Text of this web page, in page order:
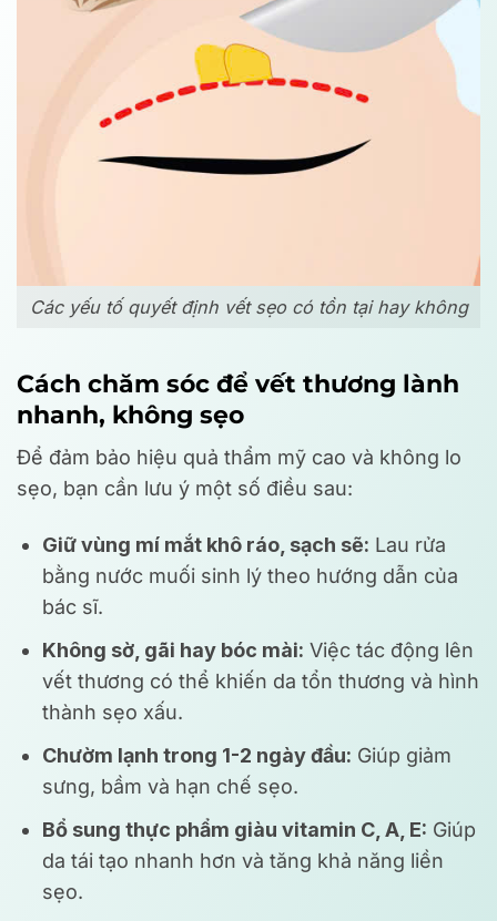
Các yếu tố quyết định vết sẹo có tồn tại hay không
Cách chăm sóc để vết thương lành
nhanh, không sẹo
Để đảm bảo hiệu quả thẩm mỹ cao và không lo
sẹo, bạn cần lưu ý một số điều sau:
Giữ vùng mí mắt khô ráo, sạch sẽ: Lau rửa
bằng nước muối sinh lý theo hướng dẫn của
bác sĩ.
Không sờ, gãi hay bóc mài: Việc tác động lên
vết thương có thể khiến da tổn thương và hình
thành sẹo xấu.
Chườm lạnh trong 1-2 ngày đầu: Giúp giảm
sưng, bầm và hạn chế sẹo.
Bổ sung thực phẩm giàu vitamin C, A, E: Giúp
da tái tạo nhanh hơn và tăng khả năng liền
sẹo.